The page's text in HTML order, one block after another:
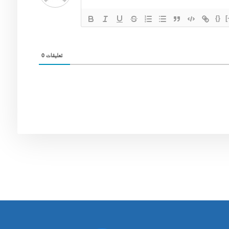
{}
0تعليقات